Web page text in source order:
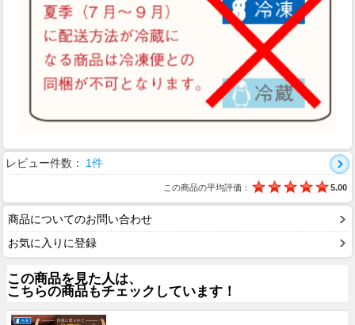
レビュー件数： 1件
この商品の平均評価： 5.00
商品についてのお問い合わせ
お気に入りに登録
この商品を見た人は、
こちらの商品もチェックしています！